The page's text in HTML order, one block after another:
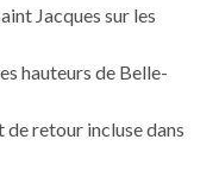
Jacques sur les
hauteurs de Belle-
retour incluse dans